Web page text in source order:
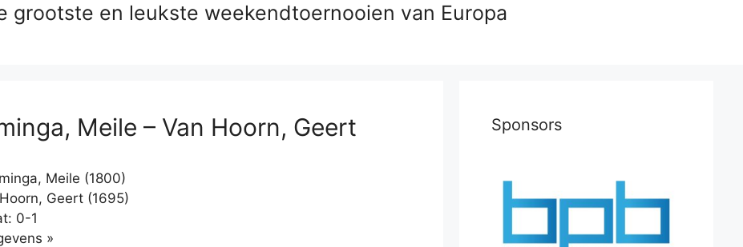
grootste en leukste weekendtoernooien van Europa
Meile – Van Hoorn, Geert
Meile (1800)
Geert (1695)
0-1
»
Sponsors